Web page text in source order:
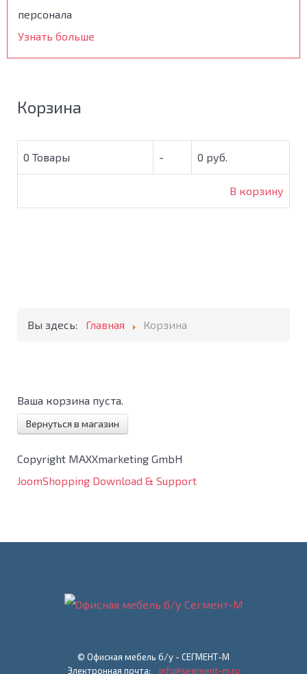
персонала
Узнать больше
Корзина
0 Товары - 0 руб.
В корзину
Вы здесь: Главная Корзина
Ваша корзина пуста.
Вернуться в магазин
Copyright MAXXmarketing GmbH
JoomShopping Download & Support
© Офисная мебель б/у - СЕГМЕНТ-М
Электронная почта: info@segment-m.ru